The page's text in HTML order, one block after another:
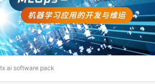
ai software pack